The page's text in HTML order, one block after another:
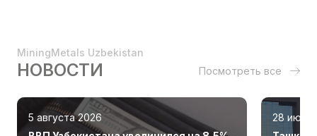
MiningMetals Uzbekistan
НОВОСТИ Посмотреть все
5 августа 2026
28 июля